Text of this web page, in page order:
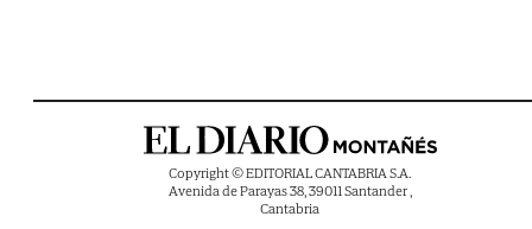
Copyright © EDITORIAL CANTABRIA S.A.
Avenida de Parayas 38, 39011 Santander ,
Cantabria